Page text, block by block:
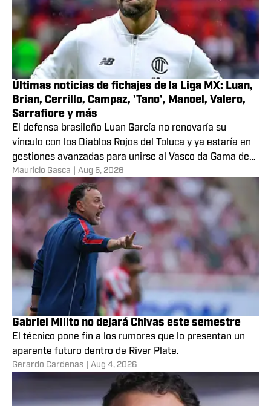
Últimas noticias de fichajes de la Liga MX: Luan,
Brian, Cerrillo, Campaz, 'Tano', Manoel, Valero,
Sarrafiore y más
El defensa brasileño Luan García no renovaría su
vínculo con los Diablos Rojos del Toluca y ya estaría en
gestiones avanzadas para unirse al Vasco da Gama de
Brasil.
Mauricio Gasca Aug 5, 2026
Gabriel Milito no dejará Chivas este semestre
El técnico pone fin a los rumores que lo presentan un
aparente futuro dentro de River Plate.
Gerardo Cardenas Aug 4, 2026